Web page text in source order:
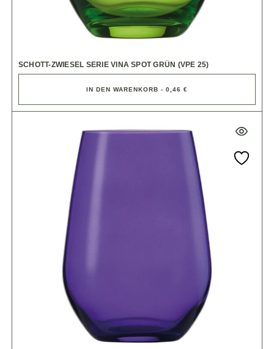
SCHOTT-ZWIESEL SERIE VINA SPOT GRÜN (VPE 25)
IN DEN WARENKORB - 0,46 €